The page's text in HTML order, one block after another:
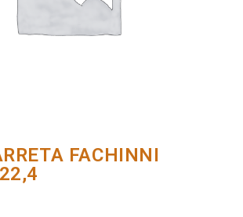
FACHINNI